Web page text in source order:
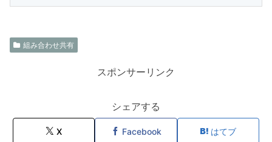
組み合わせ共有
スポンサーリンク
シェアする
X Facebook はてブ